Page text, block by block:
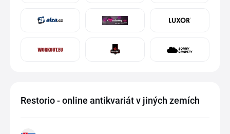
Restorio - online antikvariát v jiných zemích